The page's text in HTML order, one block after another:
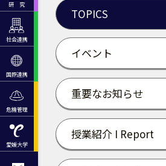
研 究
社会連携
国際連携
危機管理
愛媛大学
TOPICS
イベント
重要なお知らせ
授業紹介 I Report